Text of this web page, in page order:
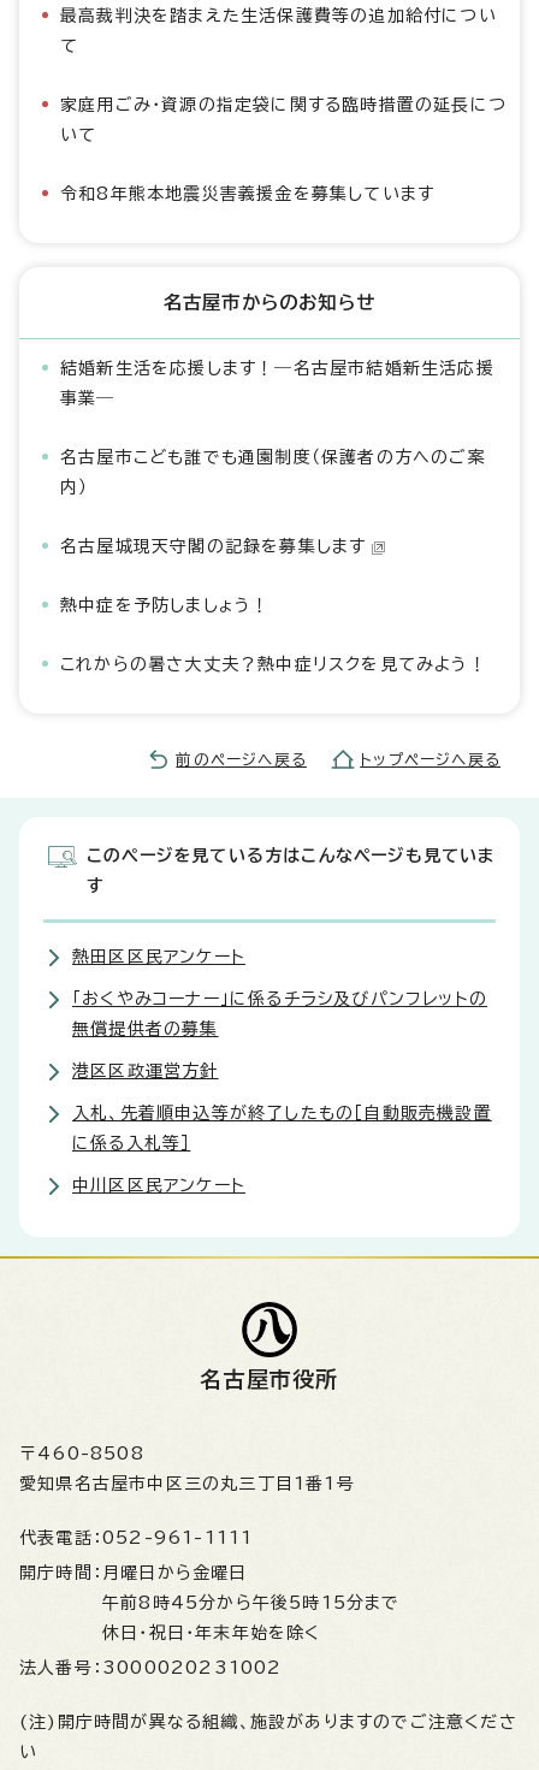
最高裁判決を踏まえた生活保護費等の追加給付につい
て
家庭用ごみ・資源の指定袋に関する臨時措置の延長につ
いて
令和8年熊本地震災害義援金を募集しています
名古屋市からのお知らせ
結婚新生活を応援します！―名古屋市結婚新生活応援
事業―
名古屋市こども誰でも通園制度（保護者の方へのご案
内）
名古屋城現天守閣の記録を募集します
熱中症を予防しましょう！
これからの暑さ大丈夫？熱中症リスクを見てみよう！
前のページへ戻る トップページへ戻る
このページを見ている方はこんなページも見ていま
す
熱田区区民アンケート
「おくやみコーナー」に係るチラシ及びパンフレットの
無償提供者の募集
港区区政運営方針
入札、先着順申込等が終了したもの［自動販売機設置
に係る入札等］
中川区区民アンケート
名古屋市役所
〒460-8508
愛知県名古屋市中区三の丸三丁目1番1号
代表電話： 052-961-1111
開庁時間： 月曜日から金曜日
午前8時45分から午後5時15分まで
休日・祝日・年末年始を除く
法人番号： 3000020231002
(注)開庁時間が異なる組織、施設がありますのでご注意くださ
い